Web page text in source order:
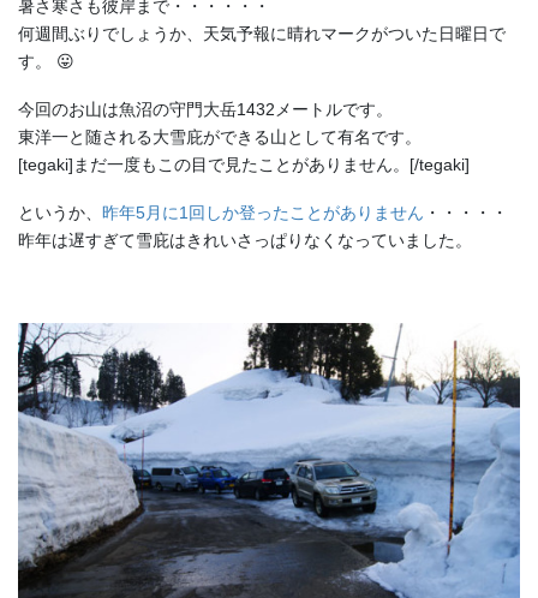
暑さ寒さも彼岸まで・・・・・・
何週間ぶりでしょうか、天気予報に晴れマークがついた日曜日で
す。 😛
今回のお山は魚沼の守門大岳1432メートルです。
東洋一と随される大雪庇ができる山として有名です。
[tegaki]まだ一度もこの目で見たことがありません。[/tegaki]
というか、 昨年5月に1回しか登ったことがありません ・・・・・
昨年は遅すぎて雪庇はきれいさっぱりなくなっていました。